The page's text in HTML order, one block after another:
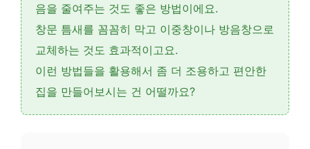
음을 줄여주는 것도 좋은 방법이에요.
창문 틈새를 꼼꼼히 막고 이중창이나 방음창으로
교체하는 것도 효과적이고요.
이런 방법들을 활용해서 좀 더 조용하고 편안한
집을 만들어보시는 건 어떨까요?